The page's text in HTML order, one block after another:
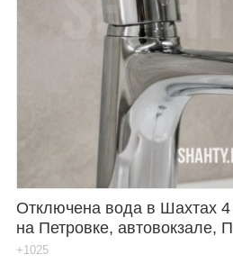
Отключена вода в Шахтах 4
на Петровке, автовокзале,
+1025